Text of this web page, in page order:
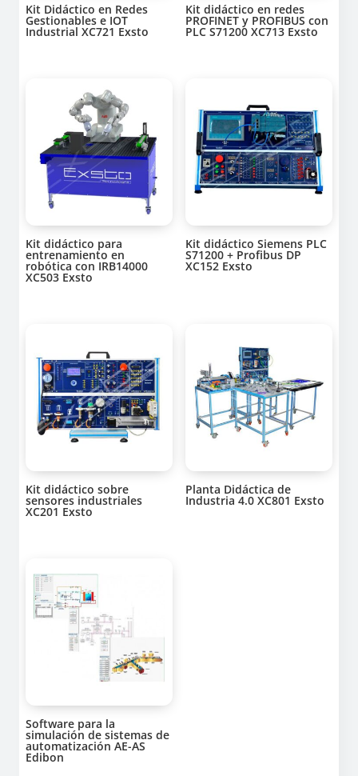
Kit Didáctico en Redes
Gestionables e IOT
Industrial XC721 Exsto
Kit didáctico en redes
PROFINET y PROFIBUS con
PLC S71200 XC713 Exsto
Kit didáctico para
entrenamiento en
robótica con IRB14000
XC503 Exsto
Kit didáctico Siemens PLC
S71200 + Profibus DP
XC152 Exsto
Kit didáctico sobre
sensores industriales
XC201 Exsto
Planta Didáctica de
Industria 4.0 XC801 Exsto
Software para la
simulación de sistemas de
automatización AE-AS
Edibon